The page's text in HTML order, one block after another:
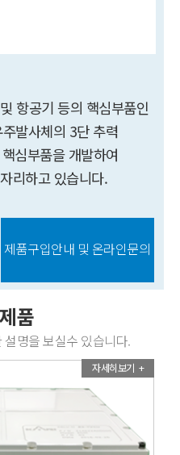
항공기 등의 핵심부품인
발사체의 3단 추력
심부품을 개발하여
리하고 있습니다.
제품구입안내 및 온라인문의
품
명을 보실수 있습니다.
자세히보기 +